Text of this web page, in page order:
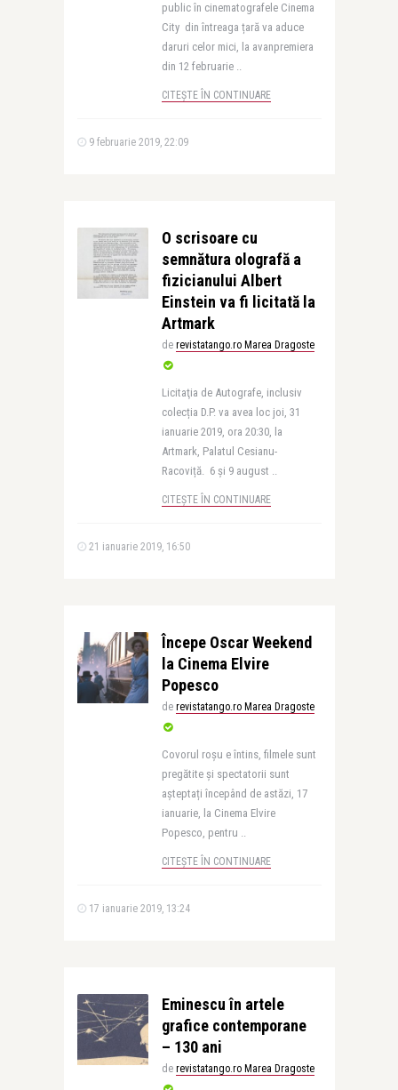
public în cinematografele Cinema
City din întreaga țară va aduce
daruri celor mici, la avanpremiera
din 12 februarie ..
CITEȘTE ÎN CONTINUARE
9 februarie 2019, 22:09
O scrisoare cu
semnătura olografă a
fizicianului Albert
Einstein va fi licitată la
Artmark
de revistatango.ro Marea Dragoste
Licitaţia de Autografe, inclusiv
colecția D.P. va avea loc joi, 31
ianuarie 2019, ora 20:30, la
Artmark, Palatul Cesianu-
Racoviță. 6 și 9 august ..
CITEȘTE ÎN CONTINUARE
21 ianuarie 2019, 16:50
Începe Oscar Weekend
la Cinema Elvire
Popesco
de revistatango.ro Marea Dragoste
Covorul roșu e întins, filmele sunt
pregătite și spectatorii sunt
așteptați începând de astăzi, 17
ianuarie, la Cinema Elvire
Popesco, pentru ..
CITEȘTE ÎN CONTINUARE
17 ianuarie 2019, 13:24
Eminescu în artele
grafice contemporane
– 130 ani
de revistatango.ro Marea Dragoste